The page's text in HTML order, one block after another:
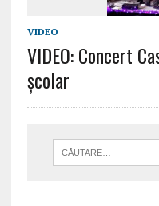
VIDEO
VIDEO: Concert
școlar